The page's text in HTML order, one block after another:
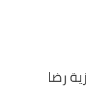
رضا